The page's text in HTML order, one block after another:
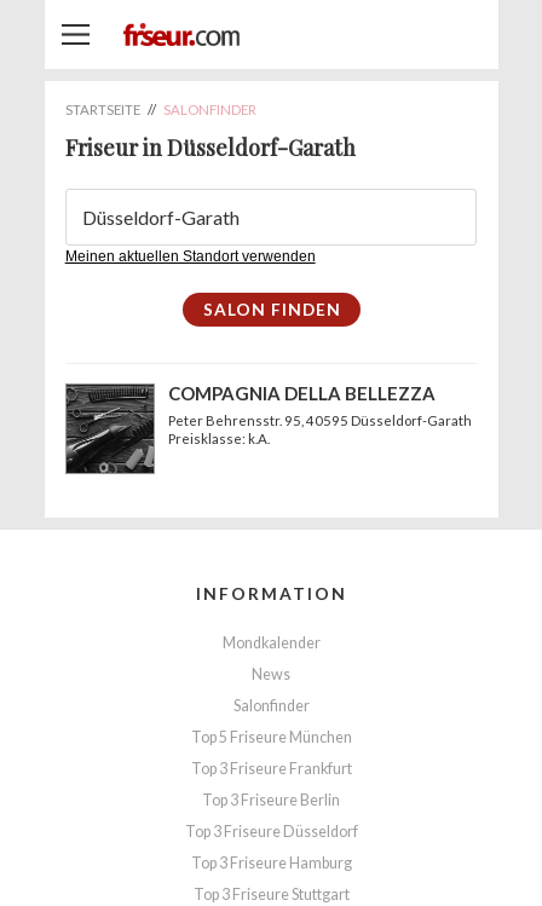
STARTSEITE // SALONFINDER
Friseur in Düsseldorf-Garath
Meinen aktuellen Standort verwenden
COMPAGNIA DELLA BELLEZZA
Peter Behrensstr. 95 , 40595 Düsseldorf-Garath
Preisklasse: k.A.
INFORMATION
Mondkalender
News
Salonfinder
Top 5 Friseure München
Top 3 Friseure Frankfurt
Top 3 Friseure Berlin
Top 3 Friseure Düsseldorf
Top 3 Friseure Hamburg
Top 3 Friseure Stuttgart